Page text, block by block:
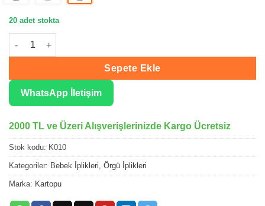
20 adet stokta
Kartopu Baby One Kar Beyaz El Örgü İpliği K010 adet
Sepete Ekle
WhatsApp İletişim
2000 TL ve Üzeri Alışverişlerinizde Kargo Ücretsiz
Stok kodu: K010
Kategoriler: Bebek İplikleri, Örgü İplikleri
Marka: Kartopu